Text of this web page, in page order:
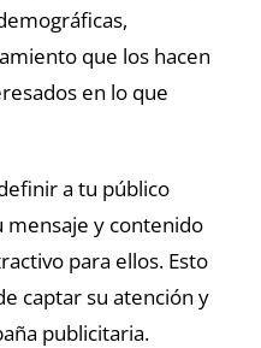
que los hacen
en lo que
a tu público
mensaje y contenido
para ellos. Esto
captar su atención y
publicitaria.